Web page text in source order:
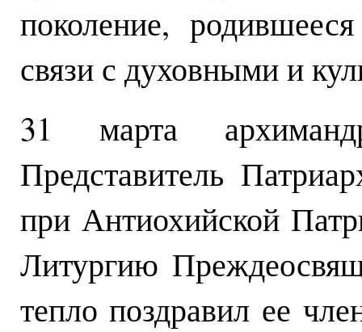
поколение,
связи с духовными и
31 марта
Представитель
при Антиохийской
Литургию
тепло поздравил ее